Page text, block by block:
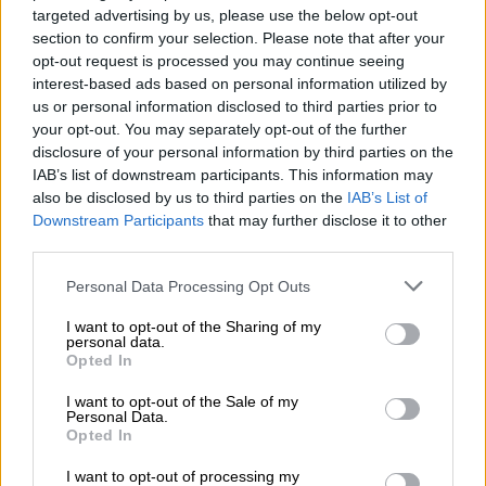
targeted advertising by us, please use the below opt-out
section to confirm your selection. Please note that after your
opt-out request is processed you may continue seeing
interest-based ads based on personal information utilized by
us or personal information disclosed to third parties prior to
your opt-out. You may separately opt-out of the further
disclosure of your personal information by third parties on the
IAB’s list of downstream participants. This information may
also be disclosed by us to third parties on the IAB’s List of
Downstream Participants that may further disclose it to other
Please note that this website/app uses one or more Google
not limited to your visit or usage behaviour. You may click to
grant or deny consent to Google and its third-party tags to
use your data for below specified purposes in below Google
consent section.
Personal Data Processing Opt Outs
I want to opt-out of the Sharing of my
personal data.
Opted In
I want to opt-out of the Sale of my
Personal Data.
Opted In
I want to opt-out of processing my
την ασφαλή μεταφορά του τραυματία, ενώ οι
αρμόδιες λιμενικές αρχές διερευνούν τα
αίτια του συμβάντος προκειμένου να
εξακριβωθούν πλήρως οι συνθήκες. Ο
παίκτης παραμένει στο νοσοκομείο σε
σοβαρή αλλά σταθερή κατάσταση εκτός
κινδύνου.
υπευθυνότητα και αποφυγή αναπαραγωγής
ανακριβών πληροφοριών μέχρι την
ολοκλήρωση της επίσημης διερεύνησης.
σε σχέση με την εξέλιξη και διαλεύκανση
του περιστατικού».